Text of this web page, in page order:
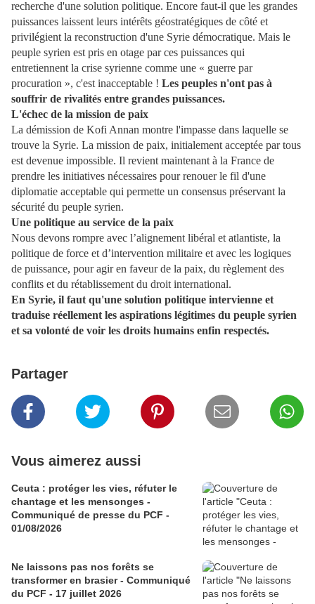
recherche d'une solution politique. Encore faut-il que les grandes
puissances laissent leurs intérêts géostratégiques de côté et
privilégient la reconstruction d'une Syrie démocratique. Mais le
peuple syrien est pris en otage par ces puissances qui
entretiennent la crise syrienne comme une « guerre par
procuration », c'est inacceptable ! Les peuples n'ont pas à
souffrir de rivalités entre grandes puissances.
L'échec de la mission de paix
La démission de Kofi Annan montre l'impasse dans laquelle se
trouve la Syrie. La mission de paix, initialement acceptée par tous
est devenue impossible. Il revient maintenant à la France de
prendre les initiatives nécessaires pour renouer le fil d'une
diplomatie acceptable qui permette un consensus préservant la
sécurité du peuple syrien.
Une politique au service de la paix
Nous devons rompre avec l’alignement libéral et atlantiste, la
politique de force et d’intervention militaire et avec les logiques
de puissance, pour agir en faveur de la paix, du règlement des
conflits et du rétablissement du droit international.
En Syrie, il faut qu'une solution politique intervienne et
traduise réellement les aspirations légitimes du peuple syrien
et sa volonté de voir les droits humains enfin respectés.
Partager
Vous aimerez aussi
Ceuta : protéger les vies, réfuter le
chantage et les mensonges -
Communiqué de presse du PCF -
01/08/2026
Ne laissons pas nos forêts se
transformer en brasier - Communiqué
du PCF - 17 juillet 2026